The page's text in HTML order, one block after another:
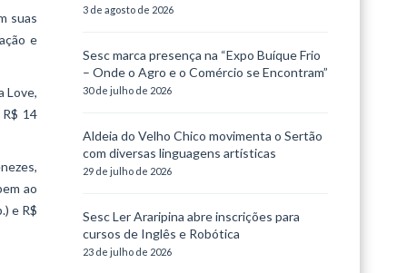
suas
e
Love,
14
ao
e R$
3 de agosto de 2026
Sesc marca presença na “Expo Buíque Frio
– Onde o Agro e o Comércio se Encontram”
30 de julho de 2026
Aldeia do Velho Chico movimenta o Sertão
com diversas linguagens artísticas
29 de julho de 2026
Sesc Ler Araripina abre inscrições para
cursos de Inglês e Robótica
23 de julho de 2026